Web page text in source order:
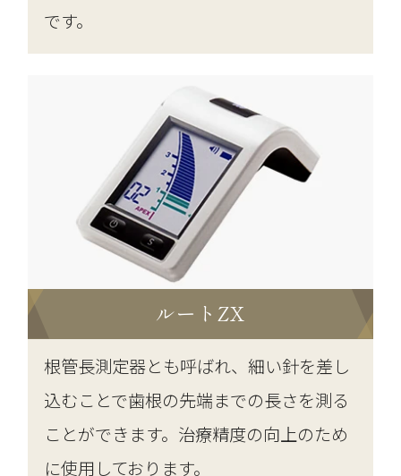
です。
ルートZX
根管長測定器とも呼ばれ、細い針を差し
込むことで歯根の先端までの長さを測る
ことができます。治療精度の向上のため
に使用しております。